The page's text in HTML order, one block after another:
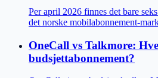
Per april 2026 finnes det bare
det norske mobilabonnement-
OneCall vs Talkmore:
budsjettabonnement?